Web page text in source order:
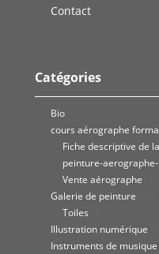
Contact
Catégories
Bio
cours aérographe
Fiche descriptive de
peinture-
Vente aérographe
Galerie de peinture
Toiles
Illustration numérique
Instruments de musique